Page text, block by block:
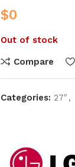
$0
Out of stock
Compare
Categories: 27" ,